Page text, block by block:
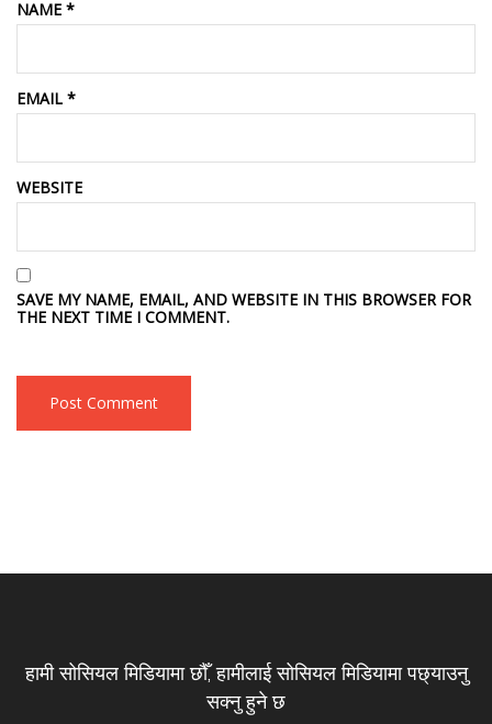
NAME *
EMAIL *
WEBSITE
SAVE MY NAME, EMAIL, AND WEBSITE IN THIS BROWSER FOR
THE NEXT TIME I COMMENT.
हामी सोसियल मिडियामा छौँ, हामीलाई सोसियल मिडियामा पछ्याउनु
सक्नु हुने छ